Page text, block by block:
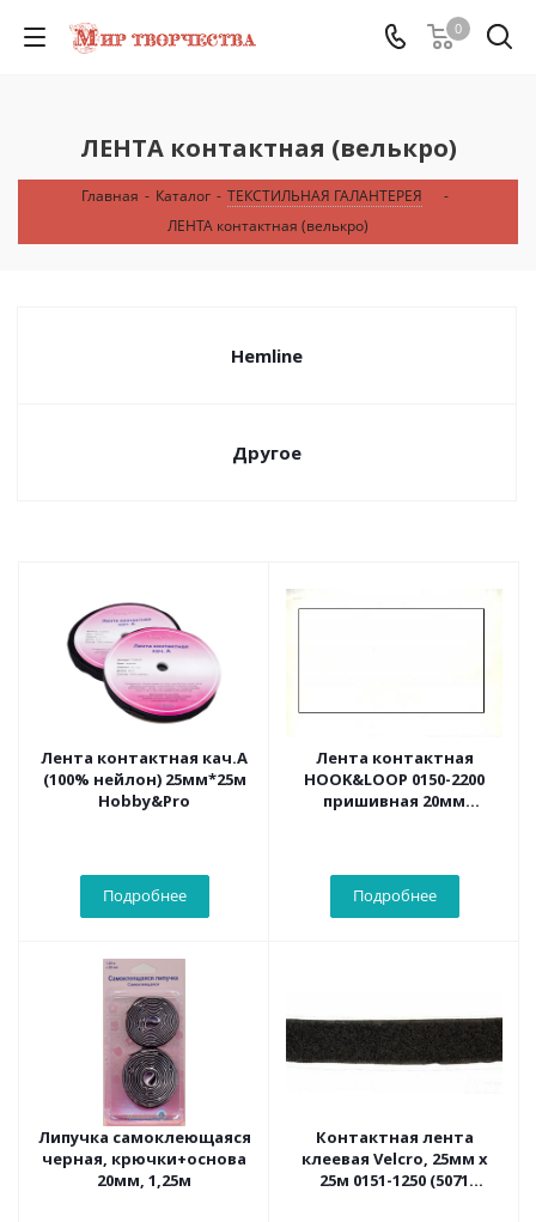
0
ЛЕНТА контактная (велькро)
Главная - Каталог - ТЕКСТИЛЬНАЯ ГАЛАНТЕРЕЯ
-
ЛЕНТА контактная (велькро)
Hemline
Другое
Лента контактная кач.A
(100% нейлон) 25мм*25м
Hobby&Pro
Подробнее
Лента контактная
HOOK&LOOP 0150-2200
пришивная 20мм
Подробнее
Липучка самоклеющаяся
черная, крючки+основа
20мм, 1,25м
Контактная лента
клеевая Velcro, 25мм х
25м 0151-1250 (5071